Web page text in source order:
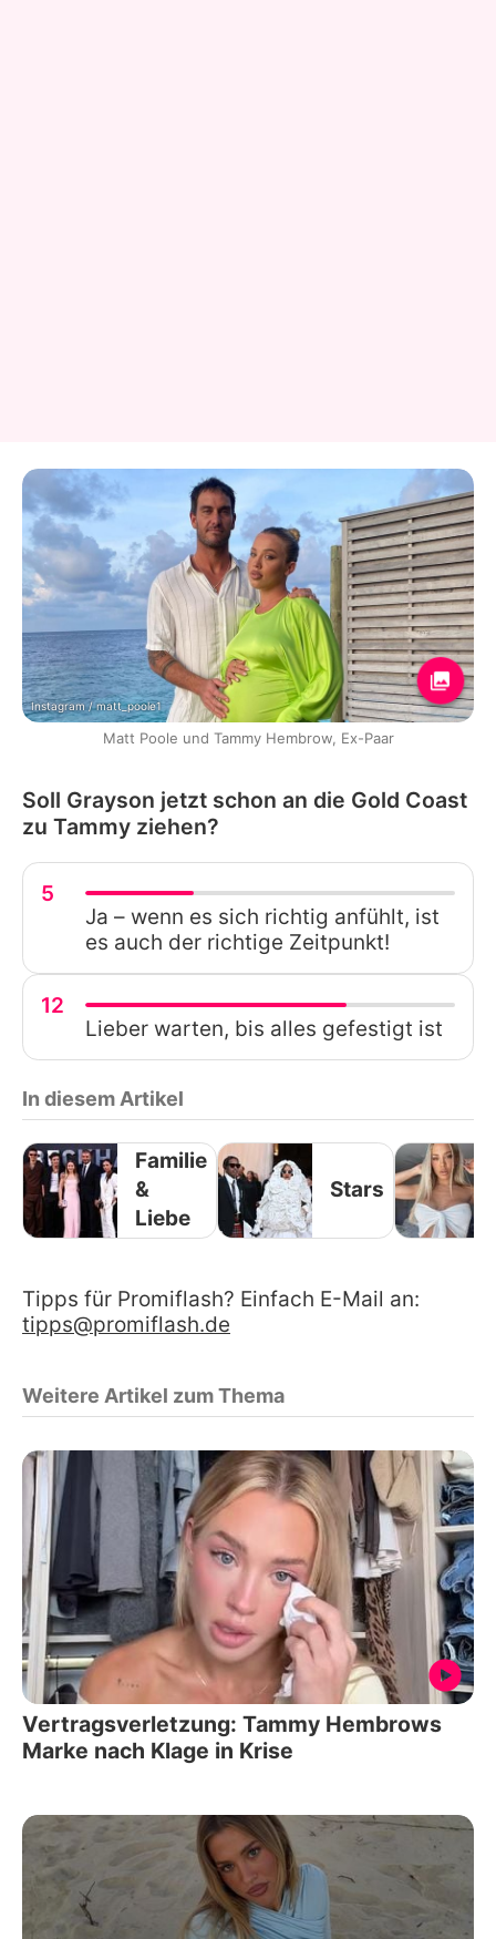
Instagram / matt_poole1
Matt Poole und Tammy Hembrow, Ex-Paar
Soll Grayson jetzt schon an die Gold Coast
zu Tammy ziehen?
5
Ja – wenn es sich richtig anfühlt, ist
es auch der richtige Zeitpunkt!
12
Lieber warten, bis alles gefestigt ist
In diesem Artikel
Familie
&
Liebe
Stars
Tipps für Promiflash? Einfach E-Mail an:
tipps@promiflash.de
Weitere Artikel zum Thema
Vertragsverletzung: Tammy Hembrows
Marke nach Klage in Krise